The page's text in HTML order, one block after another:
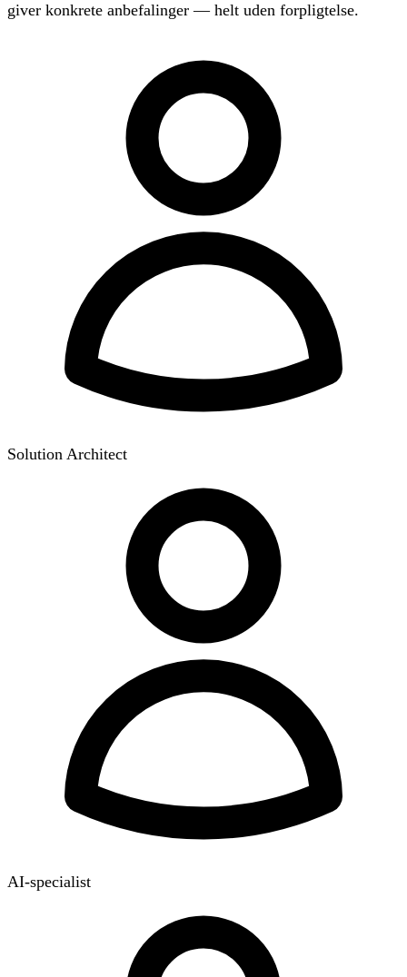
giver konkrete anbefalinger — helt uden forpligtelse.
Solution Architect
AI-specialist